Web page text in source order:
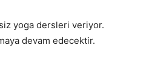
yoga dersleri veriyor.
devam edecektir.